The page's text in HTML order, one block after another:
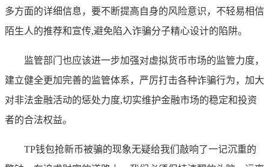
多方面的详细信息，要不断提高自身的风险意识，不轻易相信
陌生人的推荐和宣传,避免陷入诈骗分子精心设计的陷阱。
监管部门也应该进一步加强对虚拟货币市场的监管力度，
建立健全更加完善的监管体系，严厉打击各种诈骗行为，加大
对非法金融活动的惩处力度,切实维护金融市场的稳定和投资
者的合法权益。
TP钱包抢新币被骗的现象无疑给我们敲响了一记沉重的